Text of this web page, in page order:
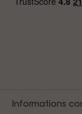
Informations